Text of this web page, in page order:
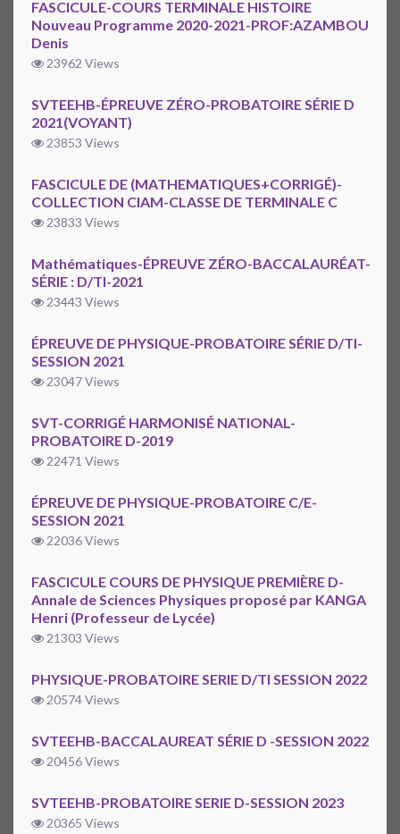
FASCICULE-COURS TERMINALE HISTOIRE
Nouveau Programme 2020-2021-PROF:AZAMBOU
Denis
23962 Views
SVTEEHB-ÉPREUVE ZÉRO-PROBATOIRE SÉRIE D
2021(VOYANT)
23853 Views
FASCICULE DE (MATHEMATIQUES+CORRIGÉ)-
COLLECTION CIAM-CLASSE DE TERMINALE C
23833 Views
Mathématiques-ÉPREUVE ZÉRO-BACCALAURÉAT-
SÉRIE : D/TI-2021
23443 Views
ÉPREUVE DE PHYSIQUE-PROBATOIRE SÉRIE D/TI-
SESSION 2021
23047 Views
SVT-CORRIGÉ HARMONISÉ NATIONAL-
PROBATOIRE D-2019
22471 Views
ÉPREUVE DE PHYSIQUE-PROBATOIRE C/E-
SESSION 2021
22036 Views
FASCICULE COURS DE PHYSIQUE PREMIÈRE D-
Annale de Sciences Physiques proposé par KANGA
Henri (Professeur de Lycée)
21303 Views
PHYSIQUE-PROBATOIRE SERIE D/TI SESSION 2022
20574 Views
SVTEEHB-BACCALAUREAT SÉRIE D -SESSION 2022
20456 Views
SVTEEHB-PROBATOIRE SERIE D-SESSION 2023
20365 Views